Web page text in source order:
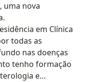
uma nova
em Clínica
todas as
nas doenças
tenho formação
e